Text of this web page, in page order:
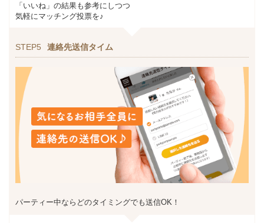
「いいね」の結果も参考にしつつ
気軽にマッチング投票を♪
STEP5 連絡先送信タイム
パーティー中ならどのタイミングでも送信OK！